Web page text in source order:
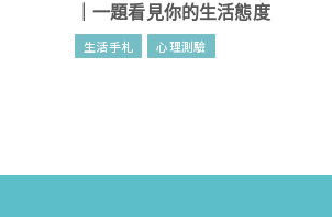
｜一題看見你的生活態度
生活手札 心理測驗